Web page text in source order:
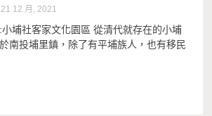
12 月, 2021
埔社客家文化園區 從清代就存在的小埔
南投埔里鎮，除了有平埔族人，也有移民